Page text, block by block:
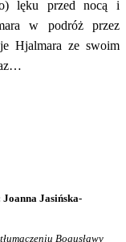
lęku przed nocą i
w podróż przez
Hjalmara ze swoim
Jasińska-
Bogusławy